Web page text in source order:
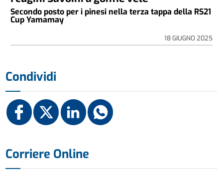
Secondo posto per i pinesi nella terza tappa della RS21
Cup Yamamay
18 GIUGNO 2025
Condividi
Corriere Online